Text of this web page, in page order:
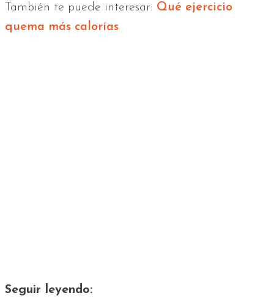
También te puede interesar: Qué ejercicio
quema más calorías
Seguir leyendo: